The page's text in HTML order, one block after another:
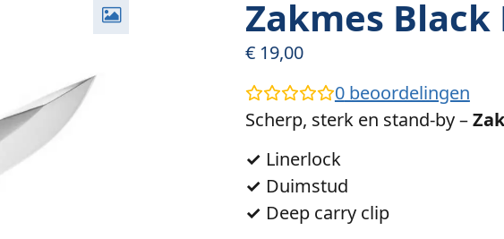
Zakmes Black
€19,00
0beoordelingen
Scherp, sterk en stand-by –
✓ Linerlock
✓ Duimstud
✓ Deep carry clip